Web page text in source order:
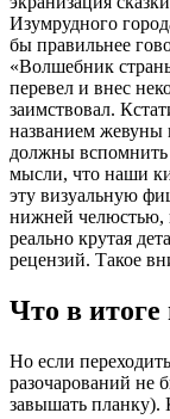
Изумрудного
бы правильнее
«Волшебник
перевел и внес
заимствовал.
названием жевуны
должны вспомнить
мысли, что наши
эту визуальную
нижней челюстью,
реально крутая
рецензий. Такое
Что в
Но если
разочарований не
завышать планку).